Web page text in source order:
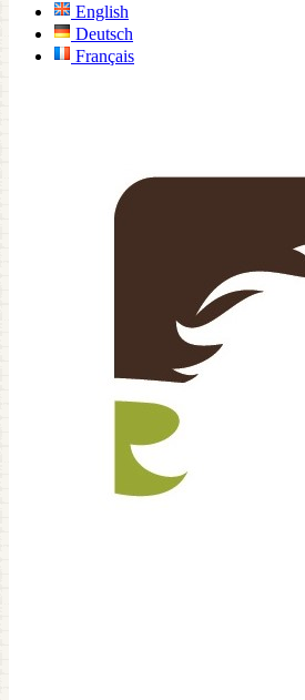
English
Deutsch
Français